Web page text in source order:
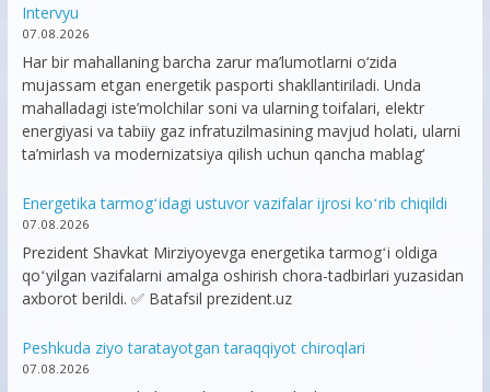
Intervyu
07.08.2026
Har bir mahallaning barcha zarur ma’lumotlarni o‘zida
mujassam etgan energetik pasporti shakllantiriladi. Unda
mahalladagi iste’molchilar soni va ularning toifalari, elektr
energiyasi va tabiiy gaz infratuzilmasining mavjud holati, ularni
ta’mirlash va modernizatsiya qilish uchun qancha mablag‘
Energetika tarmogʻidagi ustuvor vazifalar ijrosi koʻrib chiqildi
07.08.2026
Prezident Shavkat Mirziyoyevga energetika tarmogʻi oldiga
qoʻyilgan vazifalarni amalga oshirish chora-tadbirlari yuzasidan
axborot berildi. ✅ Batafsil prezident.uz
Peshkuda ziyo taratayotgan taraqqiyot chiroqlari
07.08.2026